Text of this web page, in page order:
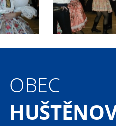
OBEC